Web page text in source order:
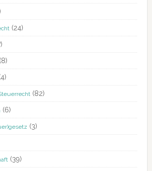
(24)
(82)
(6)
(3)
(39)